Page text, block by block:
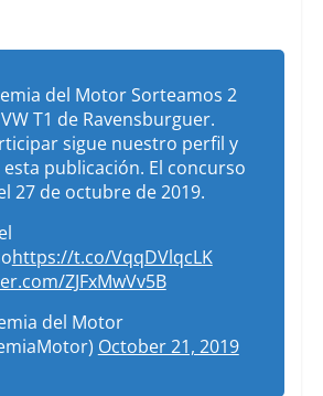
del Motor Sorteamos 2
T1 de Ravensburguer.
sigue nuestro perfil y
publicación. El concurso
27 de octubre de 2019.
https://t.co/VqqDVlqcLK
ZJFxMwVv5B
del Motor
October 21, 2019